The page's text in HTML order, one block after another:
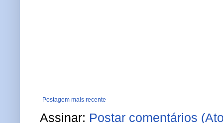
Postagem mais recente
Assinar: Postar comentários